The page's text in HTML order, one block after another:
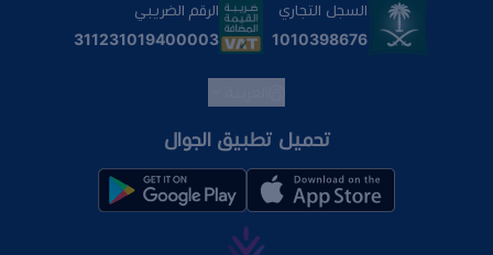
السجل التجاري
1010398676
الرقم الضريبي
311231019400003
تحميل تطبيق الجوال